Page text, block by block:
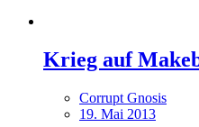
Krieg auf
Corrupt Gnosis
19. Mai 2013